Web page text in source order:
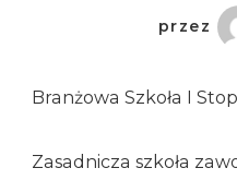
przez
Branżowa Szkoła I
Zasadnicza szkoła